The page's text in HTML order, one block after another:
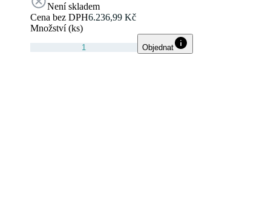
Není skladem
Cena bez DPH6.236,99 Kč
Množství (ks)
Objednat